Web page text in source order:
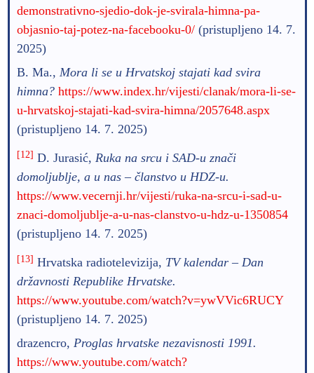
demonstrativno-sjedio-dok-je-svirala-himna-pa-
objasnio-taj-potez-na-facebooku-0/(pristupljeno 14. 7.
2025)
B. Ma., Mora li se u Hrvatskoj stajati kad svira
himna? https://www.index.hr/vijesti/clanak/mora-li-se-
u-hrvatskoj-stajati-kad-svira-himna/2057648.aspx
(pristupljeno 14. 7. 2025)
[12] D. Jurasić, Ruka na srcu i SAD-u znači
domoljublje, a u nas – članstvo u HDZ-u.
https://www.vecernji.hr/vijesti/ruka-na-srcu-i-sad-u-
znaci-domoljublje-a-u-nas-clanstvo-u-hdz-u-1350854
(pristupljeno 14. 7. 2025)
[13] Hrvatska radiotelevizija, TV kalendar – Dan
državnosti Republike Hrvatske.
https://www.youtube.com/watch?v=ywVVic6RUCY
(pristupljeno 14. 7. 2025)
drazencro, Proglas hrvatske nezavisnosti 1991.
https://www.youtube.com/watch?